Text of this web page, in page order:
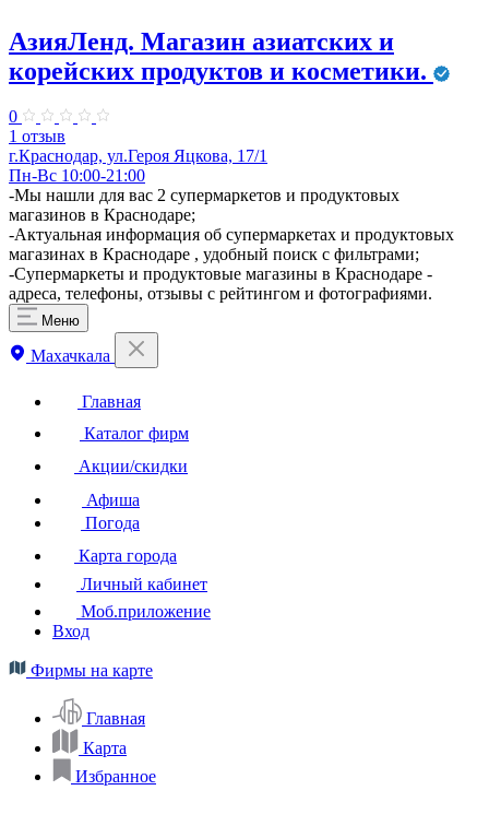
АзияЛенд. Магазин азиатских и
корейских продуктов и косметики.
0
1 отзыв
г.Краснодар, ул.Героя Яцкова, 17/1
Пн-Вс 10:00-21:00
​-Мы нашли для вас 2 супермаркетов и продуктовых
магазинов в Краснодаре;
-Актуальная информация об супермаркетах и продуктовых
магазинах в Краснодаре , удобный поиск с фильтрами;
-Супермаркеты и продуктовые магазины в Краснодаре -
адреса, телефоны, отзывы с рейтингом и фотографиями.
Меню
Махачкала
Главная
Каталог фирм
Акции/скидки
Афиша
Погода
Карта города
Личный кабинет
Моб.приложение
Вход
Фирмы на карте
Главная
Карта
Избранное